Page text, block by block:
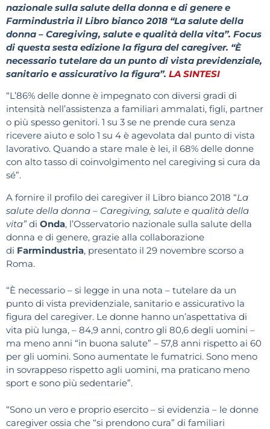
nazionale sulla salute della donna e di genere e
Farmindustria il Libro bianco 2018 “La salute della
donna – Caregiving, salute e qualità della vita”. Focus
di questa sesta edizione la figura del caregiver. “È
necessario tutelare da un punto di vista previdenziale,
sanitario e assicurativo la figura”. LA SINTESI
“L’86% delle donne è impegnato con diversi gradi di
intensità nell’assistenza a familiari ammalati, figli, partner
o più spesso genitori. 1 su 3 se ne prende cura senza
ricevere aiuto e solo 1 su 4 è agevolata dal punto di vista
lavorativo. Quando a stare male è lei, il 68% delle donne
con alto tasso di coinvolgimento nel caregiving si cura da
sé”.
A fornire il profilo dei caregiver il Libro bianco 2018 “La
salute della donna – Caregiving, salute e qualità della
vita”di Onda, l’Osservatorio nazionale sulla salute della
donna e di genere, grazie alla collaborazione
di Farmindustria, presentato il 29 novembre scorso a
Roma.
“È necessario – si legge in una nota – tutelare da un
punto di vista previdenziale, sanitario e assicurativo la
figura del caregiver. Le donne hanno un’aspettativa di
vita più lunga, – 84,9 anni, contro gli 80,6 degli uomini –
ma meno anni “in buona salute” – 57,8 anni rispetto ai 60
per gli uomini. Sono aumentate le fumatrici. Sono meno
in sovrappeso rispetto agli uomini, ma praticano meno
sport e sono più sedentarie”.
“Sono un vero e proprio esercito – si evidenzia – le donne
caregiver ossia che “si prendono cura” di familiari